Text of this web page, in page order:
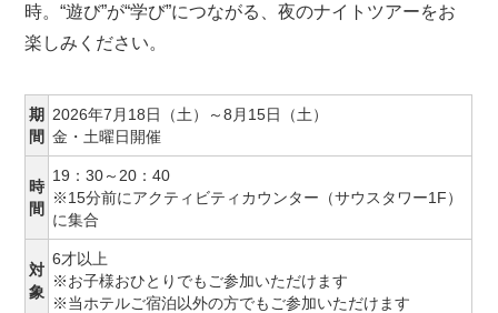
時。“遊び”が“学び”につながる、夜のナイトツアーをお
楽しみください。
期
間
2026年7月18日（土）～8月15日（土）
金・土曜日開催
時
間
19：30～20：40
※15分前にアクティビティカウンター（サウスタワー1F）
に集合
対
象
6才以上
※お子様おひとりでもご参加いただけます
※当ホテルご宿泊以外の方でもご参加いただけます